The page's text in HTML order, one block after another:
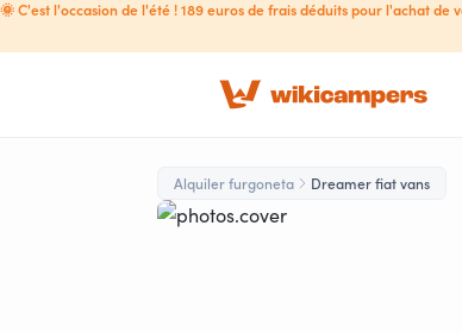
🌞 C'est l'occasion de l'été ! 189 euros de frais déduits pour l'achat de
Alquiler furgoneta Dreamer fiat vans